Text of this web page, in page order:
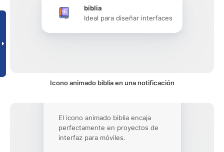
biblia
Ideal para diseñar interfaces
Icono animado biblia en una notificación
El icono animado biblia encaja
perfectamente en proyectos de
interfaz para móviles.